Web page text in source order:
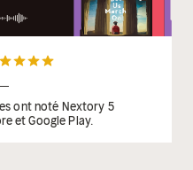
ont noté Nextory 5
et Google Play.